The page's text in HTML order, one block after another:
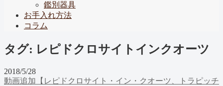
鑑別器具
お手入れ方法
コラム
タグ: レピドクロサイトインクオーツ
2018/5/28
動画追加【レピドクロサイト・イン・クオーツ、トラピッチ